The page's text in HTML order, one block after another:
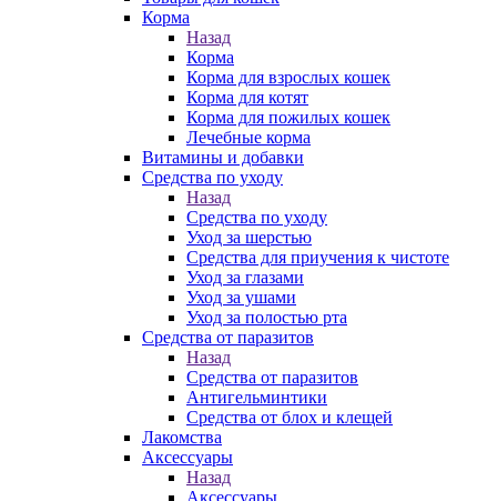
Корма
Назад
Корма
Корма для взрослых кошек
Корма для котят
Корма для пожилых кошек
Лечебные корма
Витамины и добавки
Средства по уходу
Назад
Средства по уходу
Уход за шерстью
Средства для приучения к чистоте
Уход за глазами
Уход за ушами
Уход за полостью рта
Средства от паразитов
Назад
Средства от паразитов
Антигельминтики
Средства от блох и клещей
Лакомства
Аксессуары
Назад
Аксессуары